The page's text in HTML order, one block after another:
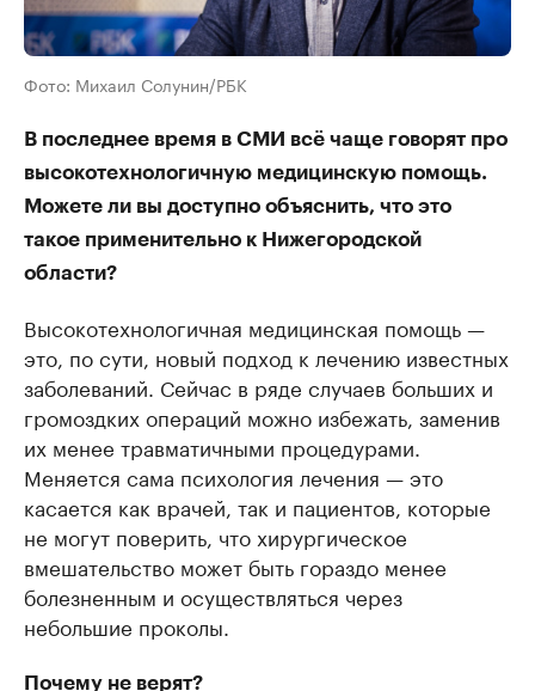
Фото: Михаил Солунин/РБК
В последнее время в СМИ всё чаще говорят про
высокотехнологичную медицинскую помощь.
Можете ли вы доступно объяснить, что это
такое применительно к Нижегородской
области?
Высокотехнологичная медицинская помощь —
это, по сути, новый подход к лечению известных
заболеваний. Сейчас в ряде случаев больших и
громоздких операций можно избежать, заменив
их менее травматичными процедурами.
Меняется сама психология лечения — это
касается как врачей, так и пациентов, которые
не могут поверить, что хирургическое
вмешательство может быть гораздо менее
болезненным и осуществляться через
небольшие проколы.
Почему не верят?